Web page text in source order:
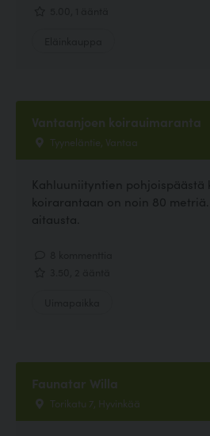
Vantaanjoen koirauimaranta
Tyyneläntie, Vantaa
Kahluuniityntien pohjoispäästä
koirarantaan on noin 80
aitausta.
Faunatar Willa
Torikatu 7, Hyvinkää